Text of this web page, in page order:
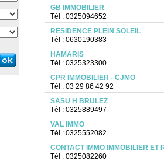
GB IMMOBILIER
Tél : 0325094652
RESIDENCE PLEIN SOLEIL
Tél : 0630190383
HAMARIS
Tél : 0325323300
CPR IMMOBILIER - CJMO
Tél : 03 29 86 42 92
SASU H BRULEZ
Tél : 0325889497
VAL IMMO
Tél : 0325552082
CONTACT IMMO IMMOBILIER ET
Tél : 0325082260